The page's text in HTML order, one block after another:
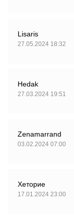
Lisaris
27.05.2024 18:32
Hedak
27.03.2024 19:51
Zenamarrand
03.02.2024 07:00
Хеторие
17.01.2024 23:00